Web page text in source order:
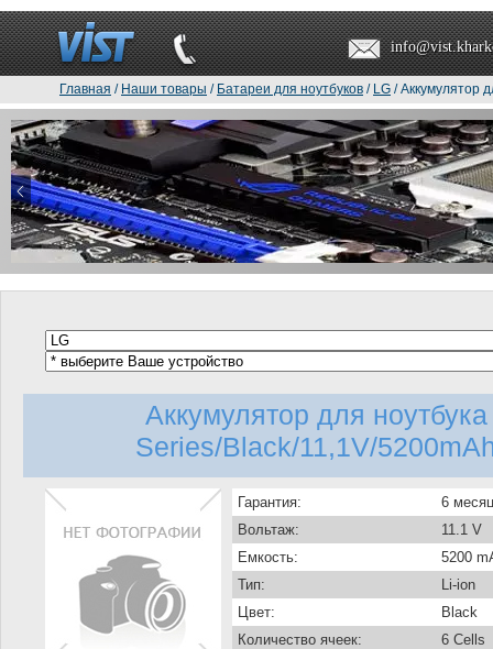
Главная / Наши товары / Батареи для ноутбуков / LG / Аккумулятор
Аккумулятор для
Series/Black/11,1V/
Гарантия:
6
Вольтаж:
11.1 V
Емкость:
5200
Тип:
Li-ion
Цвет:
Black
Количество ячеек:
6 Cells